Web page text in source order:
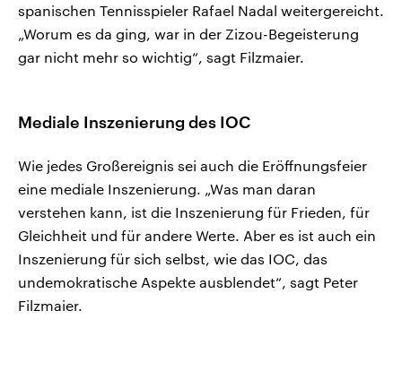
spanischen Tennisspieler Rafael Nadal weitergereicht.
„Worum es da ging, war in der Zizou-Begeisterung
gar nicht mehr so wichtig“, sagt Filzmaier.
Mediale Inszenierung des IOC
Wie jedes Großereignis sei auch die Eröffnungsfeier
eine mediale Inszenierung. „Was man daran
verstehen kann, ist die Inszenierung für Frieden, für
Gleichheit und für andere Werte. Aber es ist auch ein
Inszenierung für sich selbst, wie das IOC, das
undemokratische Aspekte ausblendet“, sagt Peter
Filzmaier.